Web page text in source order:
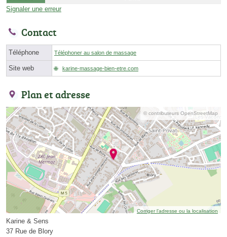
Signaler une erreur
Contact
Téléphone Téléphoner au salon de massage
Site web karine-massage-bien-etre.com
Plan et adresse
© contributeurs OpenStreetMap
Corriger l’adresse ou la localisation
Karine & Sens
37 Rue de Blory